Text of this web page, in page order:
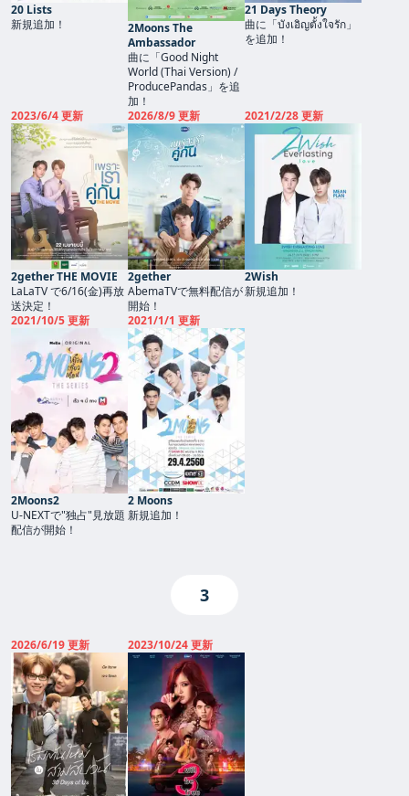
20 Lists
新規追加！
2Moons The
Ambassador
曲に「Good Night
World (Thai Version) /
ProducePandas」を追
加！
21 Days Theory
曲に「บังเอิญตั้งใจรัก」
を追加！
2023/6/4 更新
2gether THE MOVIE
LaLaTV で6/16(金)再放
送決定！
2026/8/9 更新
2gether
AbemaTVで無料配信が
開始！
2021/2/28 更新
2Wish
新規追加！
2021/10/5 更新
2Moons2
U-NEXTで"独占"見放題
配信が開始！
2021/1/1 更新
2 Moons
新規追加！
3
2026/6/19 更新 2023/10/24 更新